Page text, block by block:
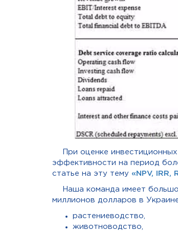
При оценке
эффективности на период
статье на эту тему «NPV, IRR,
Наша команда имеет
миллионов долларов в
растениеводство,
животноводство,